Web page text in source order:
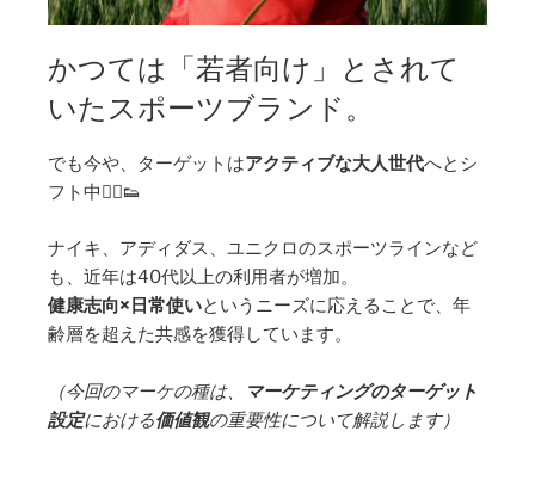
かつては「若者向け」とされて
いたスポーツブランド。
でも今や、ターゲットはアクティブな大人世代へとシ
フト中🏃‍♂️👟
ナイキ、アディダス、ユニクロのスポーツラインなど
も、近年は40代以上の利用者が増加。
健康志向×日常使いというニーズに応えることで、年
齢層を超えた共感を獲得しています。
（今回のマーケの種は、
マーケティングのターゲット
設定における価値観の重要性について解説します）